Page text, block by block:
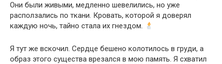
Они были живыми, медленно шевелились, но уже
расползались по ткани. Кровать, которой я доверял
каждую ночь, тайно стала их гнездом.
Я тут же вскочил. Сердце бешено колотилось в груди, а
образ этого существа врезался в мою память. Я схватил